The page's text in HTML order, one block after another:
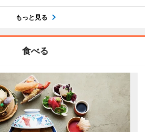
もっと見る
食べる